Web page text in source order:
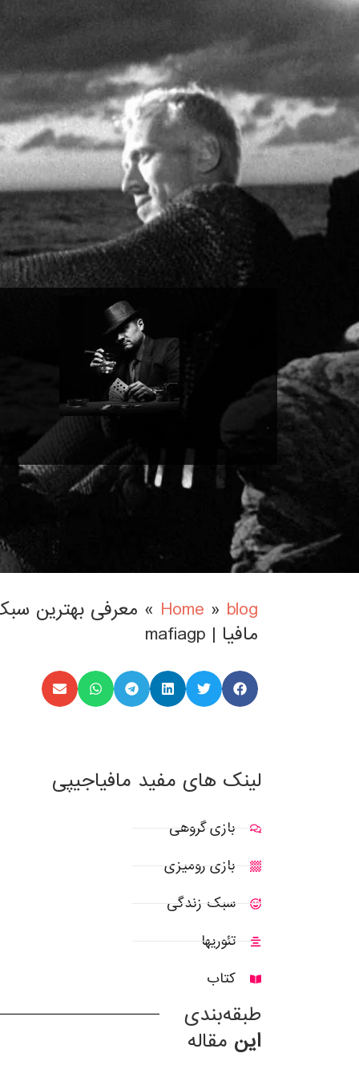
.
Home » blog
» معرفی بهترین
مافیا | mafiagp
لینک های مفید مافیاجیپی
بازی گروهی
بازی رومیزی
سبک زندگی
تئوریها
کتاب
طبقه‌بندی
این مقاله